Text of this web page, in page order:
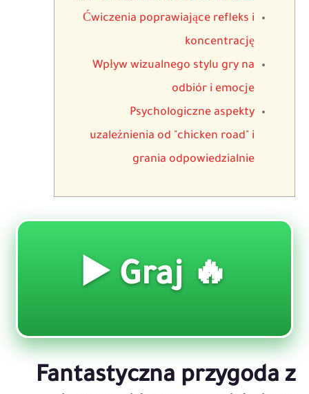
Ćwiczenia poprawiające refleks i
koncentrację
Wpływ wizualnego stylu gry na
odbiór i emocje
Psychologiczne aspekty
uzależnienia od "chicken road" i
grania odpowiedzialnie
🔥 Graj ▶️
Fantastyczna przygoda z